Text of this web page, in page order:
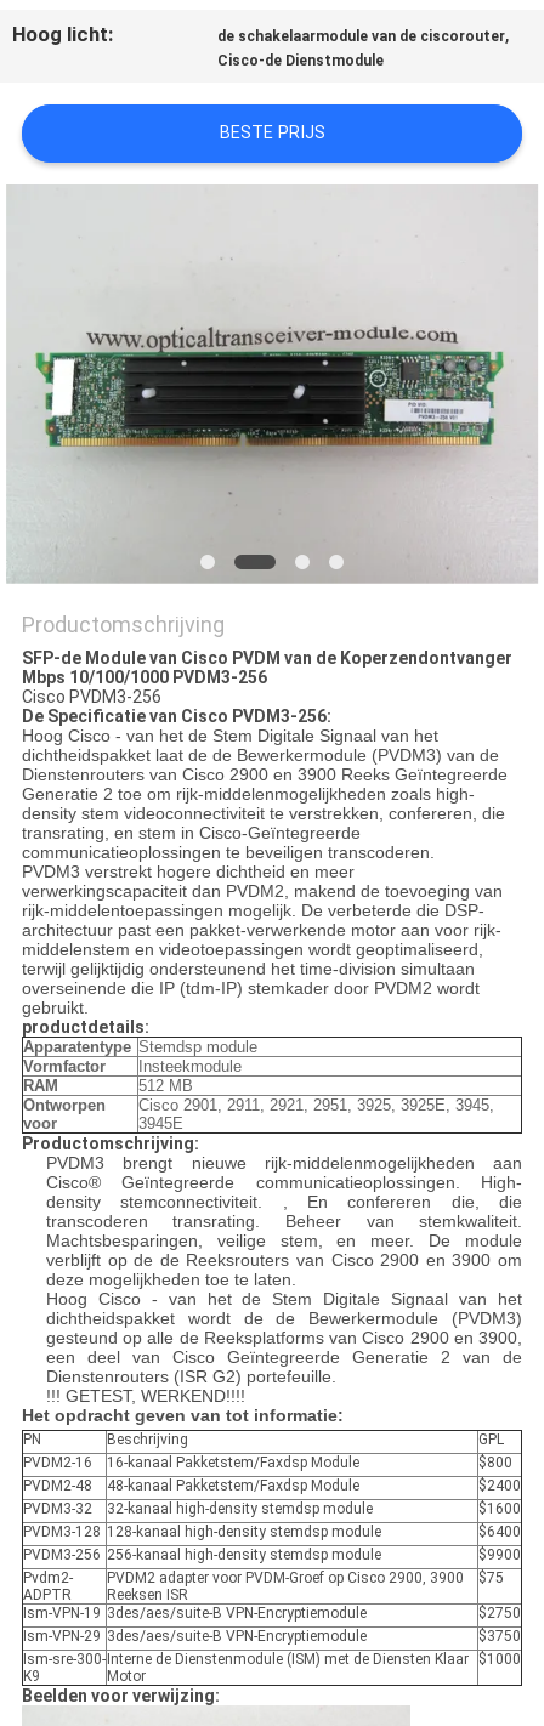
NIEUWS
GEVALLEN
Hoog licht: de schakelaarmodule van de ciscorouter,
Cisco-de Dienstmodule
BESTE PRIJS
Productomschrijving
SFP-de Module van Cisco PVDM van de Koperzendontvanger
Mbps 10/100/1000 PVDM3-256
Cisco PVDM3-256
De Specificatie van Cisco PVDM3-256:
Hoog Cisco - van het de Stem Digitale Signaal van het
dichtheidspakket laat de de Bewerkermodule (PVDM3) van de
Dienstenrouters van Cisco 2900 en 3900 Reeks Geïntegreerde
Generatie 2 toe om rijk-middelenmogelijkheden zoals high-
density stem videoconnectiviteit te verstrekken, confereren, die
transrating, en stem in Cisco-Geïntegreerde
communicatieoplossingen te beveiligen transcoderen.
PVDM3 verstrekt hogere dichtheid en meer
verwerkingscapaciteit dan PVDM2, makend de toevoeging van
rijk-middelentoepassingen mogelijk. De verbeterde die DSP-
architectuur past een pakket-verwerkende motor aan voor rijk-
middelenstem en videotoepassingen wordt geoptimaliseerd,
terwijl gelijktijdig ondersteunend het time-division simultaan
overseinende die IP (tdm-IP) stemkader door PVDM2 wordt
gebruikt.
productdetails:
Apparatentype Stemdsp module
Vormfactor
Insteekmodule
RAM
512 MB
Ontworpen
voor
Cisco 2901, 2911, 2921, 2951, 3925, 3925E, 3945,
3945E
Productomschrijving:
PVDM3 brengt nieuwe rijk-middelenmogelijkheden aan
Cisco® Geïntegreerde communicatieoplossingen. High-
density stemconnectiviteit. , En confereren die, die
transcoderen transrating. Beheer van stemkwaliteit.
Machtsbesparingen, veilige stem, en meer. De module
verblijft op de de Reeksrouters van Cisco 2900 en 3900 om
deze mogelijkheden toe te laten.
Hoog Cisco - van het de Stem Digitale Signaal van het
dichtheidspakket wordt de de Bewerkermodule (PVDM3)
gesteund op alle de Reeksplatforms van Cisco 2900 en 3900,
een deel van Cisco Geïntegreerde Generatie 2 van de
Dienstenrouters (ISR G2) portefeuille.
!!! GETEST, WERKEND!!!!
Het opdracht geven van tot informatie:
PN Beschrijving
GPL
PVDM2-16
16-kanaal Pakketstem/Faxdsp Module
$800
PVDM2-48
48-kanaal Pakketstem/Faxdsp Module
$2400
PVDM3-32
32-kanaal high-density stemdsp module
$1600
PVDM3-128 128-kanaal high-density stemdsp module
$6400
PVDM3-256 256-kanaal high-density stemdsp module
$9900
Pvdm2-
ADPTR
PVDM2 adapter voor PVDM-Groef op Cisco 2900, 3900
Reeksen ISR
$75
Ism-VPN-19 3des/aes/suite-B VPN-Encryptiemodule
$2750
Ism-VPN-29 3des/aes/suite-B VPN-Encryptiemodule
$3750
Ism-sre-300-
K9
Interne de Dienstenmodule (ISM) met de Diensten Klaar
Motor
$1000
Beelden voor verwijzing: